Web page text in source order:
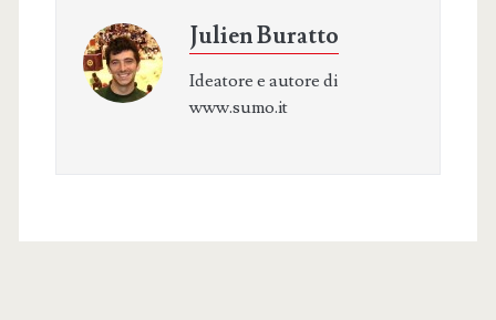
Julien Buratto
Ideatore e autore di
www.sumo.it